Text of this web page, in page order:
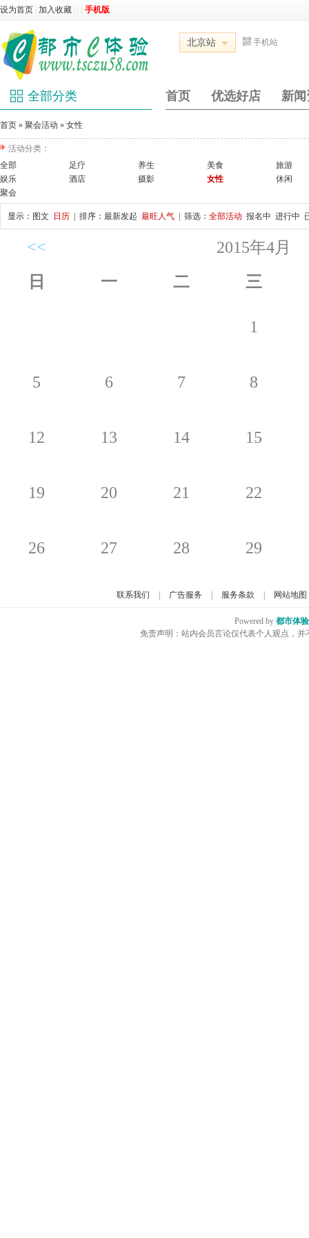
设为首页 加入收藏 手机版
北京站 手机站
全部分类 首页 优选好店 新闻
首页 » 聚会活动 » 女性
活动分类：
全部
足疗 养生 美食
旅游
娱乐
酒店 摄影 女性
休闲
聚会
显示： 图文 日历 | 排序： 最新发起 最旺人气 | 筛选： 全部活动 报名中 进行中
<<
2015年4月
日
一 二 三
1
5 6 7 8
12 13 14 15
19 20 21 22
26 27 28 29
联系我们 广告服务 服务条款 网站地图
Powered by 都市体
免责声明：站内会员言论仅代表个人观点，